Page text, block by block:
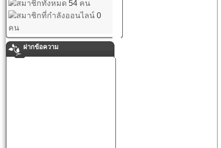
สมาชิกทั้งหมด 54 คน
สมาชิกที่กำลังออนไลน์ 0
คน
ฝากข้อความ